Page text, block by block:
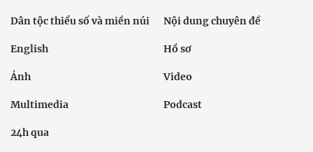
Dân tộc thiểu số và miền núi Nội dung chuyên đề
English Hồ sơ
Ảnh Video
Multimedia Podcast
24h qua